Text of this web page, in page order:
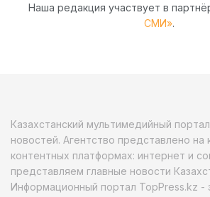
Наша редакция участвует в
СМИ».
Казахстанский мультимедийный
новостей. Агентство представлено на
контентных платформах: интернет и
представляем главные новости
Информационный портал TopPress.kz -